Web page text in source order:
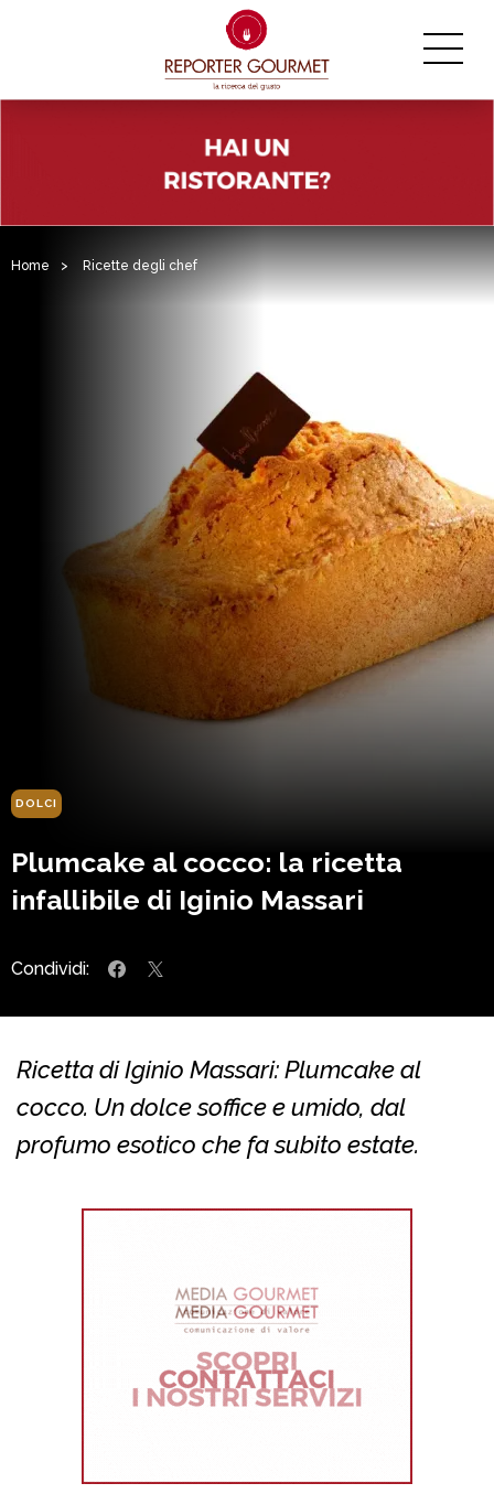
Home > Ricette degli chef
DOLCI
Plumcake al cocco: la ricetta
infallibile di Iginio Massari
Condividi:
Ricetta di Iginio Massari: Plumcake al
cocco. Un dolce soffice e umido, dal
profumo esotico che fa subito estate.